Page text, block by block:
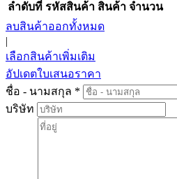
ลำดับที่ รหัสสินค้า สินค้า จำนวน
ลบสินค้าออกทั้งหมด
|
เลือกสินค้าเพิ่มเติม
อัปเดตใบเสนอราคา
ชื่อ - นามสกุล *
บริษัท